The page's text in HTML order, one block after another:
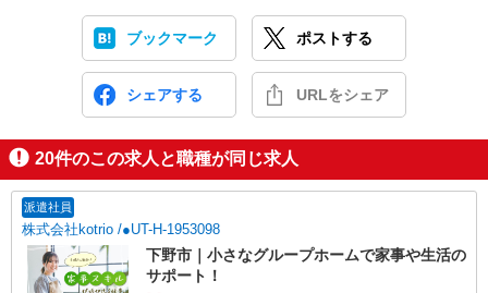
ブックマーク ポストする
シェアする URLをシェア
20件のこの求人と職種が同じ求人
派遣社員
株式会社kotrio /●UT-H-1953098
下野市｜小さなグループホームで家事や生活の
サポート！